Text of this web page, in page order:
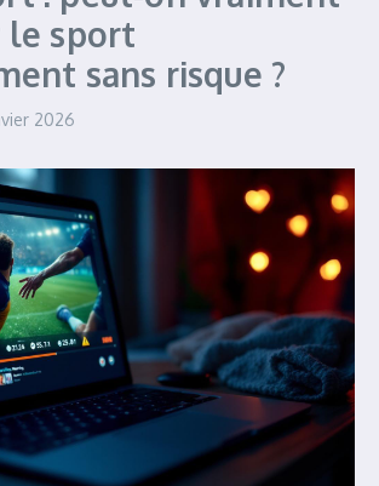
le sport
sans risque ?
2026